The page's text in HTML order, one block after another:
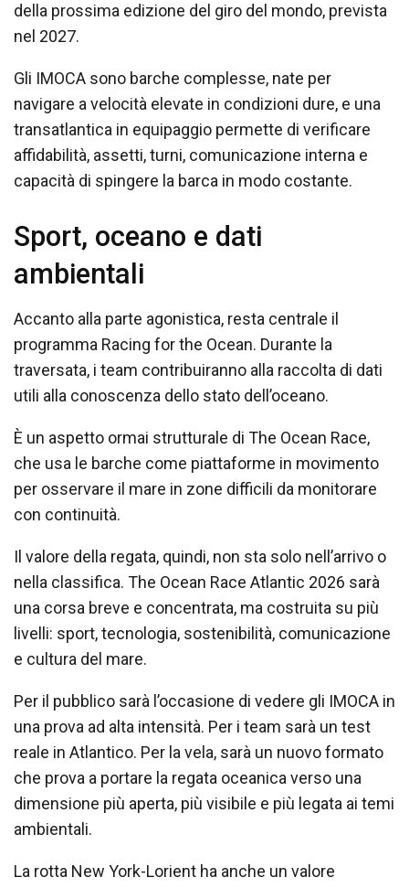
della prossima edizione del giro del mondo, prevista
nel 2027.
Gli IMOCA sono barche complesse, nate per
navigare a velocità elevate in condizioni dure, e una
transatlantica in equipaggio permette di verificare
affidabilità, assetti, turni, comunicazione interna e
capacità di spingere la barca in modo costante.
Sport, oceano e dati
ambientali
Accanto alla parte agonistica, resta centrale il
programma Racing for the Ocean. Durante la
traversata, i team contribuiranno alla raccolta di dati
utili alla conoscenza dello stato dell’oceano.
È un aspetto ormai strutturale di The Ocean Race,
che usa le barche come piattaforme in movimento
per osservare il mare in zone difficili da monitorare
con continuità.
Il valore della regata, quindi, non sta solo nell’arrivo o
nella classifica. The Ocean Race Atlantic 2026 sarà
una corsa breve e concentrata, ma costruita su più
livelli: sport, tecnologia, sostenibilità, comunicazione
e cultura del mare.
Per il pubblico sarà l’occasione di vedere gli IMOCA in
una prova ad alta intensità. Per i team sarà un test
reale in Atlantico. Per la vela, sarà un nuovo formato
che prova a portare la regata oceanica verso una
dimensione più aperta, più visibile e più legata ai temi
ambientali.
La rotta New York-Lorient ha anche un valore